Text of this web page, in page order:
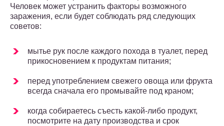
Человек может устранить факторы возможного
заражения, если будет соблюдать ряд следующих
советов:
мытье рук после каждого похода в туалет, перед
прикосновением к продуктам питания;
перед употреблением свежего овоща или фрукта
всегда сначала его промывайте под краном;
когда собираетесь съесть какой-либо продукт,
посмотрите на дату производства и срок